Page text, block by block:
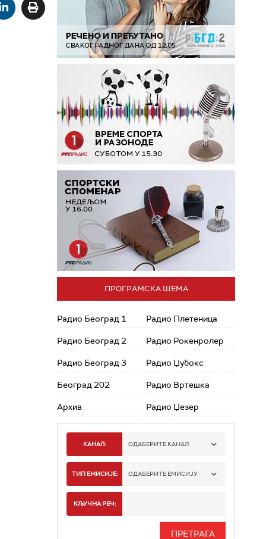
ПРОГРАМСКА ШЕМА
Радио Београд 1
Радио Београд 2
Радио Београд 3
Београд 202
Архив
Радио Плетеница
Радио Рокенролер
Радио Џубокс
Радио Вртешка
Радио Џезер
КАНАЛ: ОДАБЕРИТЕ КАНАЛ
РАДИО БЕОГРАД 1
РАДИО БЕОГРАД 3
ТИП ЕМИСИЈЕ: ОДАБЕРИТЕ ЕМИСИЈУ
КЉУЧНА РЕЧ: